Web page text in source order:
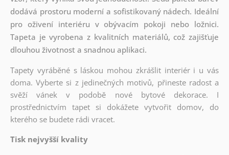
dodává prostoru moderní a sofistikovaný nádech. Ideální
pro oživení interiéru v obývacím pokoji nebo ložnici.
Tapeta je vyrobena z kvalitních materiálů, což zajišťuje
dlouhou životnost a snadnou aplikaci.
Tapety vyráběné s láskou mohou zkrášlit interiér i u vás
doma. Vyberte si z jedinečných motivů, přineste radost a
svěží vánek v podobě nové bytové dekorace. I
prostřednictvím tapet si dokážete vytvořit domov, do
kterého se budete rádi vracet.
Tisk nejvyšší kvality